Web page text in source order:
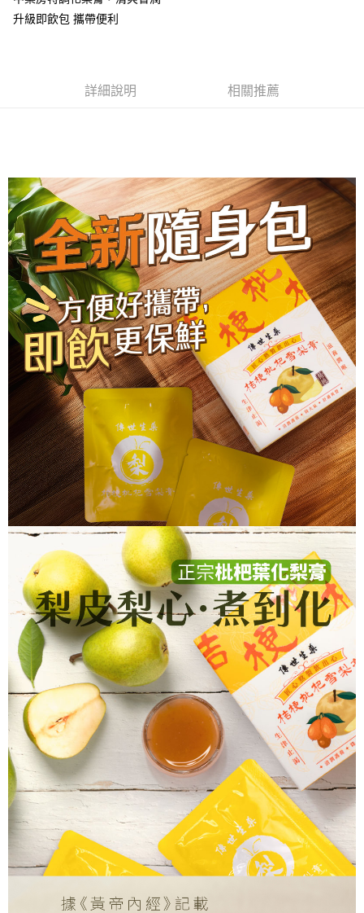
成交易。
【繳款方式說明】
【注意事項】
1.本服務係由「台灣大哥大股份有限公司」（以下簡稱本公司）所提供，讓
用戶於交易時，得透過本服務購買商品或服務，並由商店將買賣／分期付款
買賣價金債權讓與本公司後，依約使用本公司帳單繳交帳款。
2.基於同意付款使用「大哥付你分期」之契約關係目的，商店將以您的個人
資料（包含姓名、電話或地址）提供予台灣大哥大進項蒐集、處理及利用，
由本公司與您本人進行分期帳單所需資料之確認、核對及更正。
3.完整用戶服務條款，請詳閱以下連結：
https://oppay.tw/userRule
免運費
付款後萊爾富取貨
免運費
7-11取貨付款
免運費
付款後7-11取貨
免運費
宅配
貨到付款
免運費
升級即飲包 攜帶便利
詳細說明 相關推薦